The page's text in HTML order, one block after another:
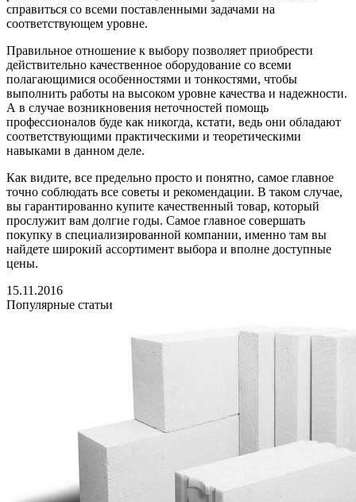
справиться со всеми поставленными задачами на
соответствующем уровне.
Правильное отношение к выбору позволяет приобрести
действительно качественное оборудование со всеми
полагающимися особенностями и тонкостями, чтобы
выполнить работы на высоком уровне качества и надежности.
А в случае возникновения неточностей помощь
профессионалов буде как никогда, кстати, ведь они обладают
соответствующими практическими и теоретическими
навыками в данном деле.
Как видите, все предельно просто и понятно, самое главное
точно соблюдать все советы и рекомендации. В таком случае,
вы гарантированно купите качественный товар, который
прослужит вам долгие годы. Самое главное совершать
покупку в специализированной компании, именно там вы
найдете широкий ассортимент выбора и вполне доступные
цены.
15.11.2016
Популярные статьи